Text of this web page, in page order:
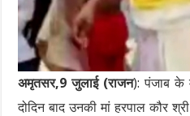
अमृतसर,9 जुलाई (राजन): पंजाब के
दोदिन बाद उनकी मां हरपाल कौर